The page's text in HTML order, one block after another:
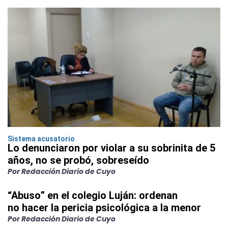
Sistema acusatorio
Lo denunciaron por violar a su sobrinita de 5
años, no se probó, sobreseído
Por Redacción Diario de Cuyo
“Abuso” en el colegio Luján: ordenan
no hacer la pericia psicológica a la menor
Por Redacción Diario de Cuyo